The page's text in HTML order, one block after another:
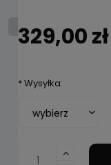
329,00 zł
*Wysyłka: